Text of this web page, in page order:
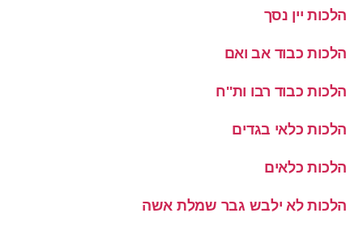
הלכות יין נסך
הלכות כבוד אב ואם
הלכות כבוד רבו ות''ח
הלכות כלאי בגדים
הלכות כלאים
הלכות לא ילבש גבר שמלת אשה